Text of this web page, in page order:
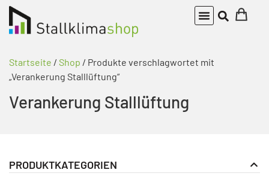
Startseite / Shop / Produkte verschlagwortet mit
„Verankerung Stalllüftung“
Verankerung Stalllüftung
PRODUKTKATEGORIEN